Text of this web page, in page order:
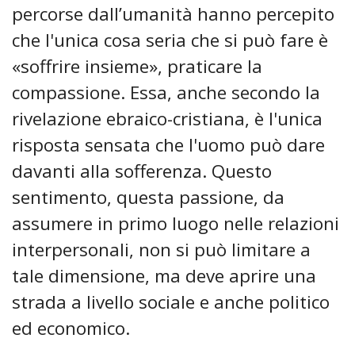
percorse dall’umanità hanno percepito
che l'unica cosa seria che si può fare è
«soffrire insieme», praticare la
compassione. Essa, anche secondo la
rivelazione ebraico-cristiana, è l'unica
risposta sensata che l'uomo può dare
davanti alla sofferenza. Questo
sentimento, questa passione, da
assumere in primo luogo nelle relazioni
interpersonali, non si può limitare a
tale dimensione, ma deve aprire una
strada a livello sociale e anche politico
ed economico.